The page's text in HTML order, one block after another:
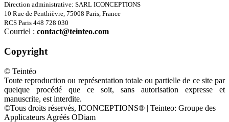
Direction administrative: SARL ICONCEPTIONS
10 Rue de Penthièvre, 75008 Paris, France
RCS Paris 448 728 030
Courriel : contact@teinteo.com
Copyright
© Teintéo
Toute reproduction ou représentation totale ou partielle de ce site par
quelque procédé que ce soit, sans autorisation expresse et
manuscrite, est interdite.
©Tous droits réservés, ICONCEPTIONS® | Teinteo: Groupe des
Applicateurs Agréés ODiam